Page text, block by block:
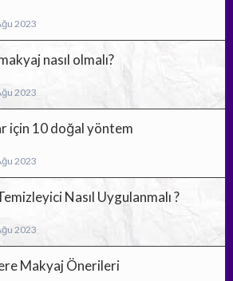
2023
nasıl olmalı?
2023
için 10 doğal yöntem
2023
Nasıl Uygulanmalı ?
2023
Makyaj Önerileri